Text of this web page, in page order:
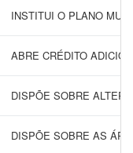
INSTITUI O PLANO
ABRE CRÉDITO
DISPÕE SOBRE
DISPÕE SOBRE AS